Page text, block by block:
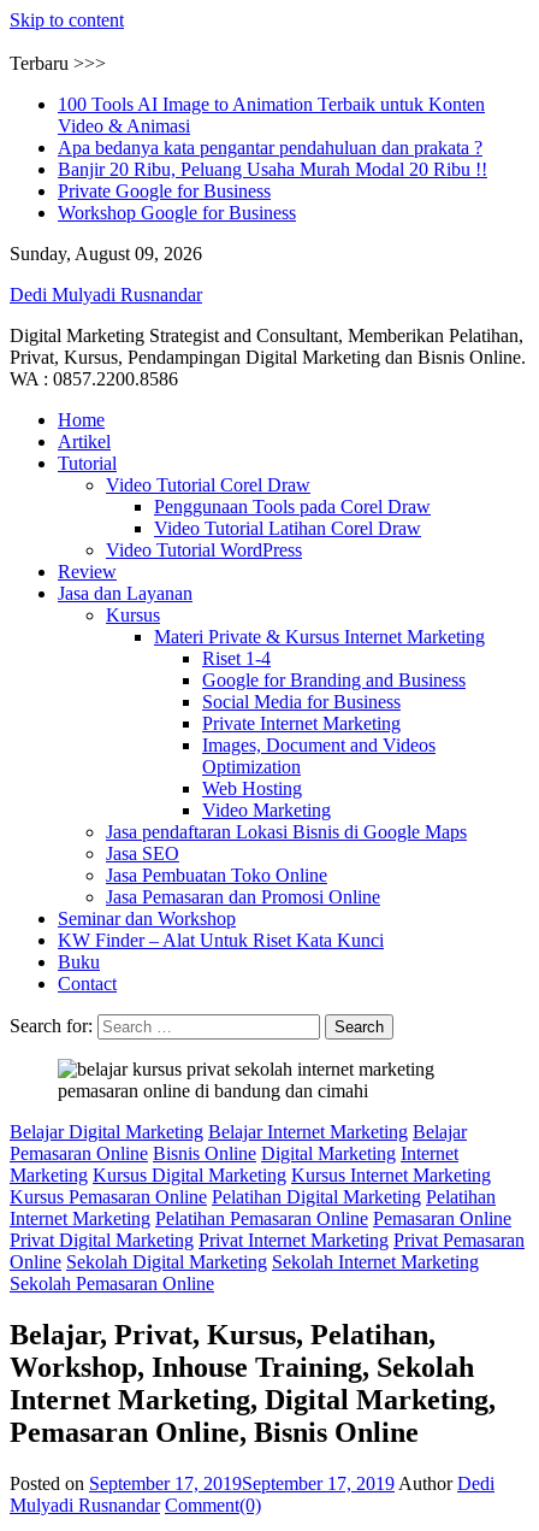
Skip to content
Terbaru >>>
100 Tools AI Image to Animation Terbaik untuk Konten
Video & Animasi
Apa bedanya kata pengantar pendahuluan dan prakata ?
Banjir 20 Ribu, Peluang Usaha Murah Modal 20 Ribu !!
Private Google for Business
Workshop Google for Business
Sunday, August 09, 2026
Dedi Mulyadi Rusnandar
Digital Marketing Strategist and Consultant, Memberikan Pelatihan,
Privat, Kursus, Pendampingan Digital Marketing dan Bisnis Online.
WA : 0857.2200.8586
Home
Artikel
Tutorial
Video Tutorial Corel Draw
Penggunaan Tools pada Corel Draw
Video Tutorial Latihan Corel Draw
Video Tutorial WordPress
Review
Jasa dan Layanan
Kursus
Materi Private & Kursus Internet Marketing
Riset 1-4
Google for Branding and Business
Social Media for Business
Private Internet Marketing
Images, Document and Videos
Optimization
Web Hosting
Video Marketing
Jasa pendaftaran Lokasi Bisnis di Google Maps
Jasa SEO
Jasa Pembuatan Toko Online
Jasa Pemasaran dan Promosi Online
Seminar dan Workshop
KW Finder – Alat Untuk Riset Kata Kunci
Buku
Contact
Search for:
Belajar Digital Marketing Belajar Internet Marketing Belajar
Pemasaran Online Bisnis Online Digital Marketing Internet
Marketing Kursus Digital Marketing Kursus Internet Marketing
Kursus Pemasaran Online Pelatihan Digital Marketing Pelatihan
Internet Marketing Pelatihan Pemasaran Online Pemasaran Online
Privat Digital Marketing Privat Internet Marketing Privat Pemasaran
Online Sekolah Digital Marketing Sekolah Internet Marketing
Sekolah Pemasaran Online
Belajar, Privat, Kursus, Pelatihan,
Workshop, Inhouse Training, Sekolah
Internet Marketing, Digital Marketing,
Pemasaran Online, Bisnis Online
Posted on September 17, 2019September 17, 2019 Author Dedi
Mulyadi Rusnandar Comment(0)